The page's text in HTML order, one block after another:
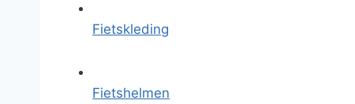
Fietskleding
Fietshelmen